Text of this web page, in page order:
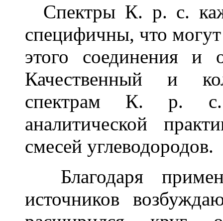
Спектры К. р. с.
специфичны, что
этого соединения и
Качественный и
спектрам К. р.
аналитической
смесей углеводородов.
Благодаря
источников